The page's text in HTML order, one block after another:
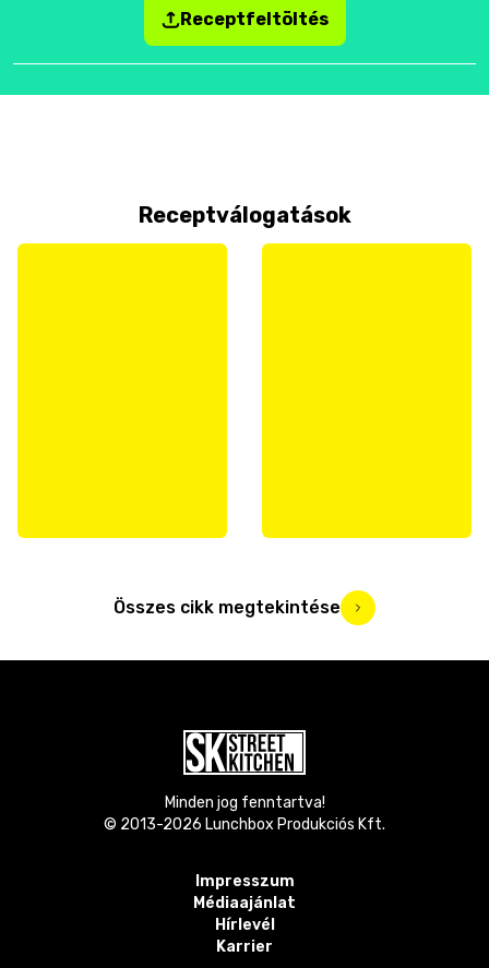
Receptfeltöltés
Receptválogatások
Összes cikk megtekintése
Minden jog fenntartva!
© 2013-2026 Lunchbox Produkciós Kft.
Impresszum
Médiaajánlat
Hírlevél
Karrier